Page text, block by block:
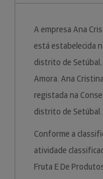
A empresa Ana
está estabelecida
distrito de
Amora. Ana
registada na
distrito de Setúbal.
Conforme a
atividade
Fruta E De